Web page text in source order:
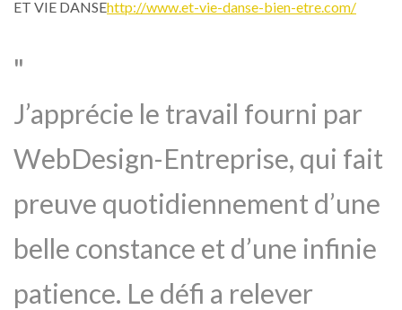
ET VIE DANSEhttp://www.et-vie-danse-bien-etre.com/
J’apprécie le travail fourni par
WebDesign-Entreprise, qui fait
preuve quotidiennement d’une
belle constance et d’une infinie
patience. Le défi a relever